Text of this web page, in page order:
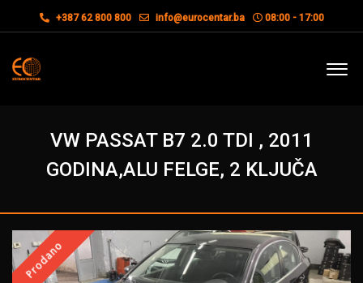
+387 62 800 800 info@eurocentar.ba 08:00 - 17:00
VW PASSAT B7 2.0 TDI , 2011
GODINA,ALU FELGE, 2 KLJUČA
Prodano